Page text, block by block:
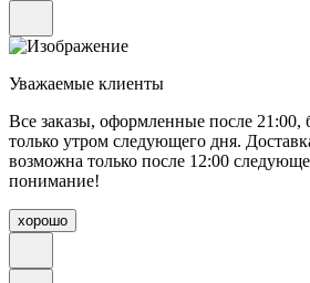
Уважаемые клиенты
Все заказы, оформленные после 21:00,
только утром следующего дня.
возможна только после 12:00
понимание!
хорошо